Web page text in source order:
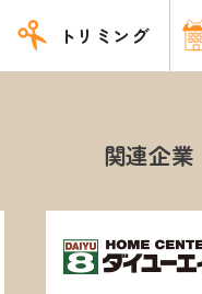
トリミング
関連企業